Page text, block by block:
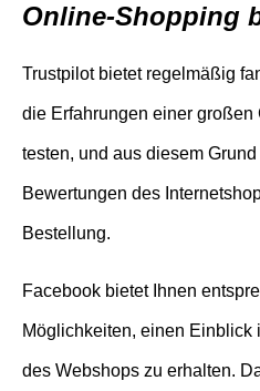
Online-Shopping
Trustpilot bietet regelmäßig
die Erfahrungen einer großen
testen, und aus diesem
Bewertungen des
Bestellung.
Facebook bietet Ihnen
Möglichkeiten, einen
des Webshops zu erhalten.